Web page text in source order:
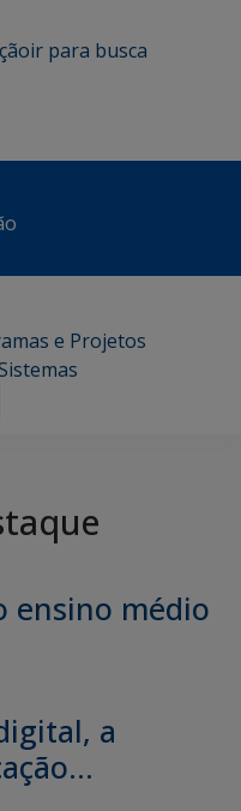
ir para busca
e Projetos
ensino médio
a